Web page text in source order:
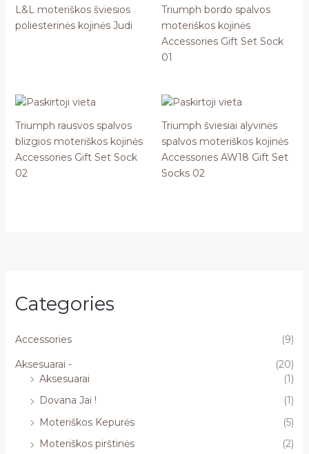
Categories
Accessories
(9)
Aksesuarai -
(20)
Aksesuarai
(1)
Dovana Jai !
(1)
Moteriškos Kepurės
(5)
Moteriškos pirštinės
(2)
L&L moteriškos šviesios
poliesterinės kojinės Judi
Triumph bordo spalvos
moteriškos kojinės
Accessories Gift Set Sock
01
Triumph rausvos spalvos
blizgios moteriškos kojinės
Accessories Gift Set Sock
02
Triumph šviesiai alyvinės
spalvos moteriškos kojinės
Accessories AW18 Gift Set
Socks 02